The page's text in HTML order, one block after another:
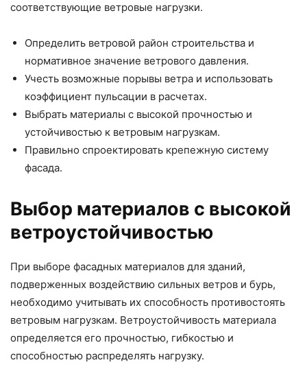
соответствующие ветровые нагрузки.
Определить ветровой район строительства и
нормативное значение ветрового давления.
Учесть возможные порывы ветра и использовать
коэффициент пульсации в расчетах.
Выбрать материалы с высокой прочностью и
устойчивостью к ветровым нагрузкам.
Правильно спроектировать крепежную систему
фасада.
Выбор материалов с высокой
ветроустойчивостью
При выборе фасадных материалов для зданий,
подверженных воздействию сильных ветров и бурь,
необходимо учитывать их способность противостоять
ветровым нагрузкам. Ветроустойчивость материала
определяется его прочностью, гибкостью и
способностью распределять нагрузку.